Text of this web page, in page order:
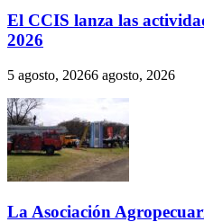
El CCIS lanza las
2026
5 agosto, 20266 agosto, 2026
La Asociación